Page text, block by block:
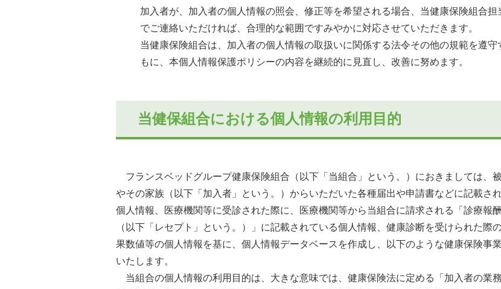
加入者が、加入者の個人情報の照会、修正等を希望される場合、当健康保険組合担
でご連絡いただければ、合理的な範囲ですみやかに対応させていただきます。
当健康保険組合は、加入者の個人情報の取扱いに関係する法令その他の規範を遵守
もに、本個人情報保護ポリシーの内容を継続的に見直し、改善に努めます。
当健保組合における個人情報の利用目的
フランスベッドグループ健康保険組合（以下「当組合」という。）におきましては、
やその家族（以下「加入者」という。）からいただいた各種届出や申請書などに記載さ
個人情報、医療機関等に受診された際に、医療機関等から当組合に請求される「診療報
（以下「レセプト」という。）」に記載されている個人情報、健康診断を受けられた際
果数値等の個人情報を基に、個人情報データベースを作成し、以下のような健康保険事
いたします。
当組合の個人情報の利用目的は、大きな意味では、健康保険法に定める「加入者の業